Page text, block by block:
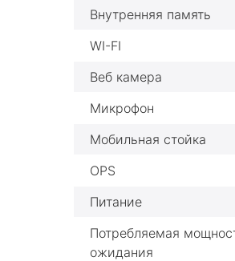
Внутренняя память
WI-FI
Веб камера
Микрофон
Мобильная стойка
OPS
Питание
Потребляемая
ожидания